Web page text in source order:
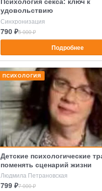
Психология секса: ключ к
удовольствию
Синхронизация
790 ₽5 000 ₽
Подробнее
ПСИХОЛОГИЯ
Детские психологические
поменять сценарий жизни
Людмила Петрановская
799 ₽7 000 ₽